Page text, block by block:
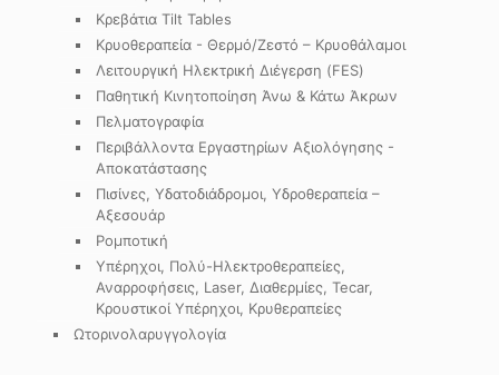
Κρεβάτια Tilt Tables
Κρυοθεραπεία - Θερμό/Ζεστό – Κρυοθάλαμοι
Λειτουργική Ηλεκτρική Διέγερση (FES)
Παθητική Κινητοποίηση Άνω & Κάτω Άκρων
Πελματογραφία
Περιβάλλοντα Εργαστηρίων Αξιολόγησης -
Αποκατάστασης
Πισίνες, Υδατοδιάδρομοι, Υδροθεραπεία –
Αξεσουάρ
Ρομποτική
Υπέρηχοι, Πολύ-Ηλεκτροθεραπείες,
Αναρροφήσεις, Laser, Διαθερμίες, Tecar,
Κρουστικοί Υπέρηχοι, Κρυθεραπείες
Ωτορινολαρυγγολογία